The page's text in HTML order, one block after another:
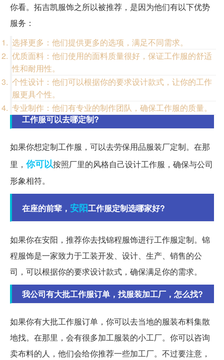
你看。拓吉凯服饰之所以被推荐，是因为他们有以下优势
服务：
选择更多：他们提供更多的选项，满足不同需求。
优质面料：他们使用的面料质量很好，保证工作服的舒适
性和耐用性。
个性设计：他们可以根据你的要求设计款式，让你的工作
服更具个性。
专业制作：他们有专业的制作团队，确保工作服的质量。
工作服可以去哪定制?
如果你想定制工作服，可以去劳保用品服装厂定制。在那
里，你可以按照厂里的风格自己设计工作服，确保与公司
形象相符。
在座的前辈， 安阳工作服定制选哪家好?
如果你在安阳，推荐你去找锦程服饰进行工作服定制。锦
程服饰是一家致力于工装开发、设计、生产、销售的公
司，可以根据你的要求设计款式，确保满足你的需求。
我公司有大批工作服订单，找服装加工厂，怎么找?
如果你有大批工作服订单，你可以去当地的服装布料集散
地找。在那里，会有很多加工服装的小工厂。你可以咨询
卖布料的人，他们会给你推荐一些加工厂。不过要注意，